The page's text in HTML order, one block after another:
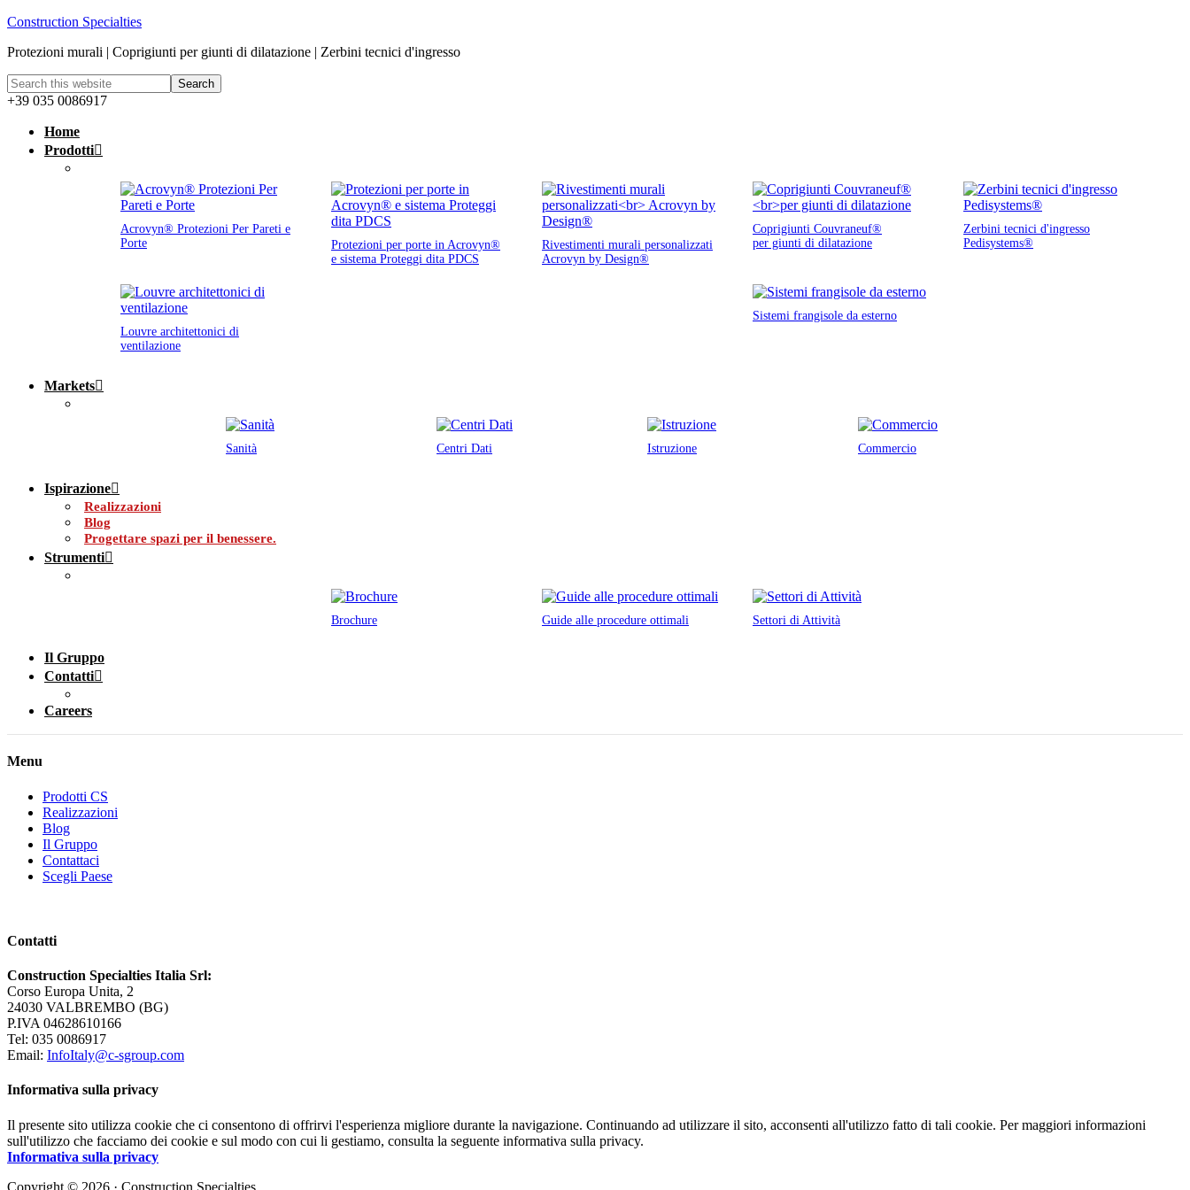
Construction Specialties
Protezioni murali | Coprigiunti per giunti di dilatazione | Zerbini tecnici d'ingresso
+39 035 0086917
Home
Prodotti
Acrovyn® Protezioni Per Pareti e
Porte
Protezioni per porte in Acrovyn®
e sistema Proteggi dita PDCS
Rivestimenti murali personalizzati
Acrovyn by Design®
Coprigiunti Couvraneuf®
per giunti di dilatazione
Zerbini tecnici d'ingresso
Pedisystems®
Louvre architettonici di
ventilazione
Sistemi frangisole da esterno
Markets
Sanità Centri Dati Istruzione Commercio
Ispirazione
Realizzazioni
Blog
Progettare spazi per il benessere.
Strumenti
Brochure Guide alle procedure ottimali Settori di Attività
Il Gruppo
Contatti
Careers
Menu
Prodotti CS
Realizzazioni
Blog
Il Gruppo
Contattaci
Scegli Paese
Contatti
Construction Specialties Italia Srl:
Corso Europa Unita, 2
24030 VALBREMBO (BG)
P.IVA 04628610166
Tel: 035 0086917
Email: InfoItaly@c-sgroup.com
Informativa sulla privacy
Il presente sito utilizza cookie che ci consentono di offrirvi l'esperienza migliore durante la navigazione. Continuando ad utilizzare il sito, acconsenti all'utilizzo fatto di tali cookie. Per maggiori informazioni
sull'utilizzo che facciamo dei cookie e sul modo con cui li gestiamo, consulta la seguente informativa sulla privacy.
Informativa sulla privacy
Copyright © 2026 · Construction Specialties